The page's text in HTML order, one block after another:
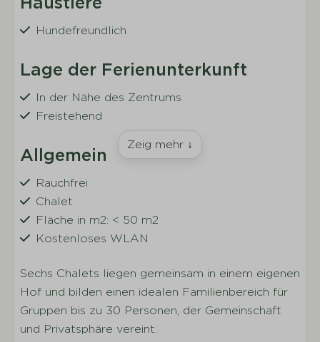
Hundefreundlich
Lage der Ferienunterkunft
In der Nähe des Zentrums
Freistehend
Allgemein
Rauchfrei
Chalet
Fläche in m2: < 50 m2
Kostenloses WLAN
Wohnen
Heizung
DVD-Player
Zeig mehr ↓
Sechs Chalets liegen gemeinsam in einem eigenen
Hof und bilden einen idealen Familienbereich für
Gruppen bis zu 30 Personen, der Gemeinschaft
und Privatsphäre vereint.